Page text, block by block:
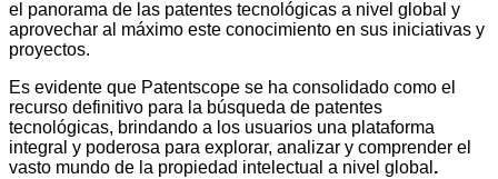
el panorama de las patentes tecnológicas a nivel global y
aprovechar al máximo este conocimiento en sus iniciativas y
proyectos.
Es evidente que Patentscope se ha consolidado como el
recurso definitivo para la búsqueda de patentes
tecnológicas, brindando a los usuarios una plataforma
integral y poderosa para explorar, analizar y comprender el
vasto mundo de la propiedad intelectual a nivel global .